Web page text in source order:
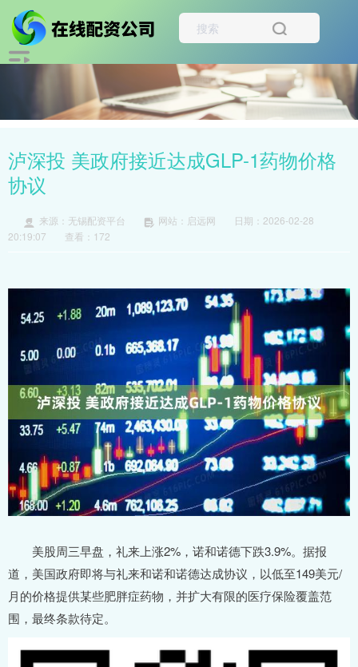
泸深投 美政府接近达成GLP-1药物价格
协议
来源：无锡配资平台 网站：启远网
日期：2026-02-28
20:19:07
查看：172
美股周三早盘，礼来上涨2%，诺和诺德下跌3.9%。据报
道，美国政府即将与礼来和诺和诺德达成协议，以低至149美元/
月的价格提供某些肥胖症药物，并扩大有限的医疗保险覆盖范
围，最终条款待定。